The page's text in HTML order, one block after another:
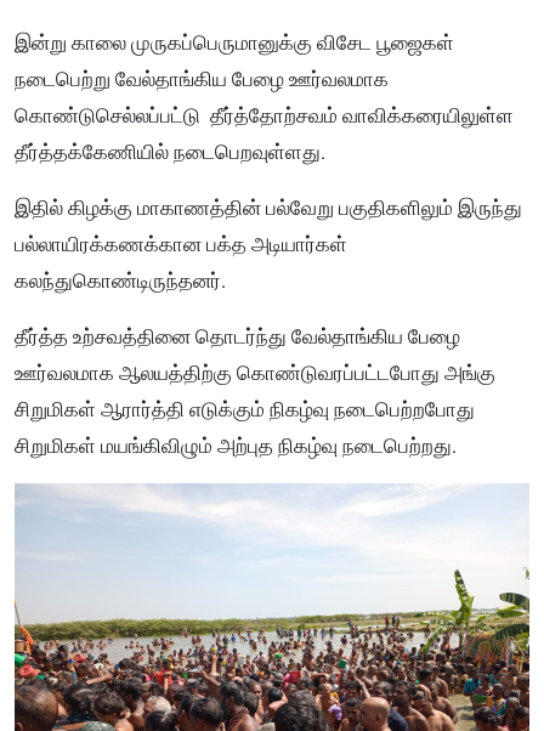
இன்று காலை முருகப்பெருமானுக்கு விசேட பூஜைகள்
நடைபெற்று வேல்தாங்கிய பேழை ஊர்வலமாக
கொண்டுசெல்லப்பட்டு தீர்த்தோற்சவம் வாவிக்கரையிலுள்ள
தீர்த்தக்கேணியில் நடைபெறவுள்ளது.
இதில் கிழக்கு மாகாணத்தின் பல்வேறு பகுதிகளிலும் இருந்து
பல்லாயிரக்கணக்கான பக்த அடியார்கள்
கலந்துகொண்டிருந்தனர்.
தீர்த்த உற்சவத்தினை தொடர்ந்து வேல்தாங்கிய பேழை
ஊர்வலமாக ஆலயத்திற்கு கொண்டுவரப்பட்டபோது அங்கு
சிறுமிகள் ஆரார்த்தி எடுக்கும் நிகழ்வு நடைபெற்றபோது
சிறுமிகள் மயங்கிவிழும் அற்புத நிகழ்வு நடைபெற்றது.